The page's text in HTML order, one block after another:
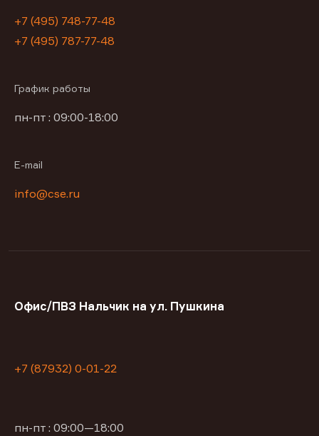
+7 (495) 748-77-48
+7 (495) 787-77-48
График работы
пн-пт : 09:00-18:00
E-mail
info@cse.ru
Офис/ПВЗ Нальчик на ул. Пушкина
+7 (87932) 0-01-22
пн-пт : 09:00—18:00